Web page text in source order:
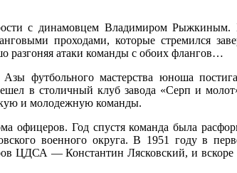
с динамовцем Владимиром Рыжкиным.
проходами, которые стремился
разгоняя атаки команды с обоих флангов…
футбольного мастерства юноша
в столичный клуб завода «Серп и
и молодежную команды.
офицеров. Год спустя команда была
военного округа. В 1951 году в
ЦДСА — Константин Лясковский, и